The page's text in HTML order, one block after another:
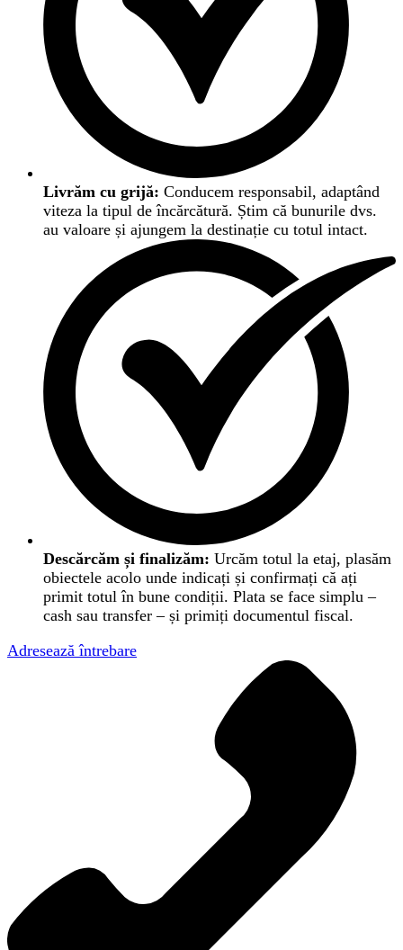
Livrăm cu grijă: Conducem responsabil, adaptând
viteza la tipul de încărcătură. Știm că bunurile dvs.
au valoare și ajungem la destinație cu totul intact.
Descărcăm și finalizăm: Urcăm totul la etaj, plasăm
obiectele acolo unde indicați și confirmați că ați
primit totul în bune condiții. Plata se face simplu –
cash sau transfer – și primiți documentul fiscal.
Adresează întrebare